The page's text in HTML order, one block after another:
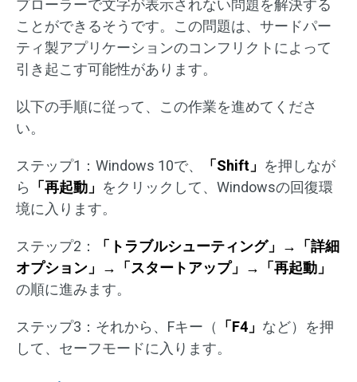
プローラーで文字が表示されない問題を解決する
ことができるそうです。この問題は、サードパー
ティ製アプリケーションのコンフリクトによって
引き起こす可能性があります。
以下の手順に従って、この作業を進めてくださ
い。
ステップ1：Windows 10で、 「Shift」 を押しなが
ら
「再起動」 をクリックして、Windowsの回復環
境に入ります。
ステップ2：
「トラブルシューティング」→「詳細
オプション」→「スタートアップ」→「再起動」
の順に進みます。
ステップ3：それから、Fキー（ 「F4」 など）を押
して、セーフモードに入ります。